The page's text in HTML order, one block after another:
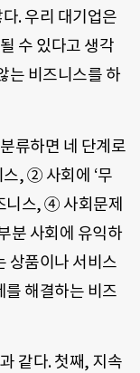
. 우리 대기업은
수 있다고 생각
는 비즈니스를 하
류하면 네 단계로
스, ② 사회에 ‘무
니스, ④ 사회문제
분 사회에 유익하
상품이나 서비스
를 해결하는 비즈
같다. 첫째, 지속